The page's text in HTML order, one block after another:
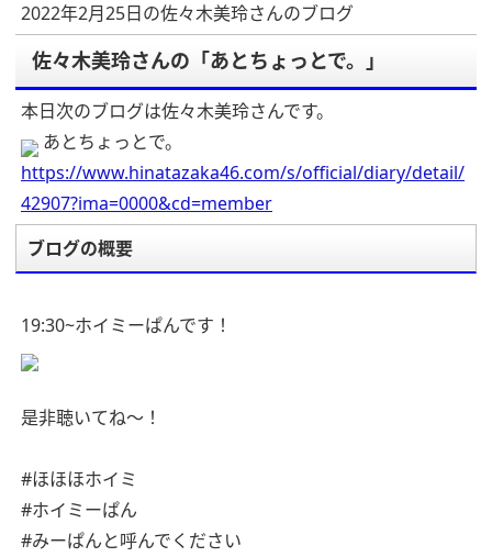
2022年2月25日の佐々木美玲さんのブログ
佐々木美玲さんの「あとちょっとで。」
本日次のブログは佐々木美玲さんです。
あとちょっとで。
https://www.hinatazaka46.com/s/official/diary/detail/
42907?ima=0000&cd=member
ブログの概要
19:30~ホイミーぱんです！
是非聴いてね〜！
#ほほほホイミ
#ホイミーぱん
#みーぱんと呼んでください